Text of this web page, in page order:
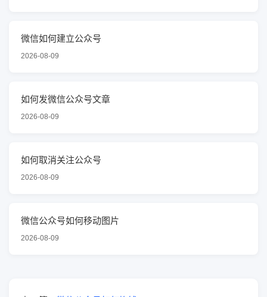
微信如何建立公众号
2026-08-09
如何发微信公众号文章
2026-08-09
如何取消关注公众号
2026-08-09
微信公众号如何移动图片
2026-08-09